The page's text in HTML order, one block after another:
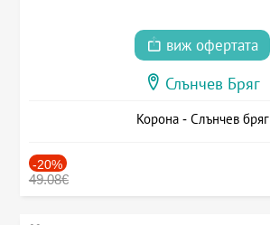
виж офертата
Слънчев Бряг
Корона - Слънчев бряг
-20%
49.08€